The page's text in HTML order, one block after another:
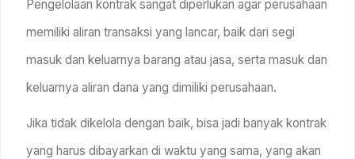
Pengelolaan kontrak sangat diperlukan agar perusahaan
memiliki aliran transaksi yang lancar, baik dari segi
masuk dan keluarnya barang atau jasa, serta masuk dan
keluarnya aliran dana yang dimiliki perusahaan.
Jika tidak dikelola dengan baik, bisa jadi banyak kontrak
yang harus dibayarkan di waktu yang sama, yang akan